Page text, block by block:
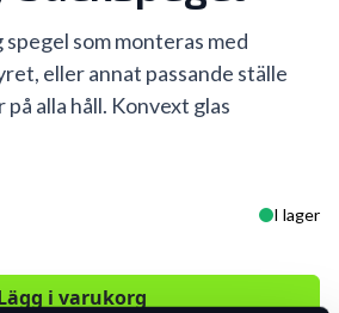
som monteras med
eller annat passande ställe
alla håll. Konvext glas
I lager
i varukorg